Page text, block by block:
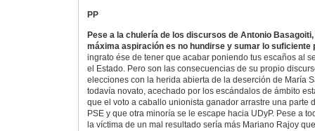
PP
Pese a la chulería de los discursos de Antonio
máxima aspiración es no hundirse y sumar lo suficiente
ingrato ése de tener que acabar poniendo tus escaños al
el Estado. Pero son las consecuencias de su propio
elecciones con la herida abierta de la deserción de María
todavía novato, acechado por los escándalos de ámbito
que el voto a caballo unionista ganador arrastre una parte
PSE y que otra minoría se le escape hacia UDyP. Pese a
la víctima de un mal resultado sería más Mariano Rajoy